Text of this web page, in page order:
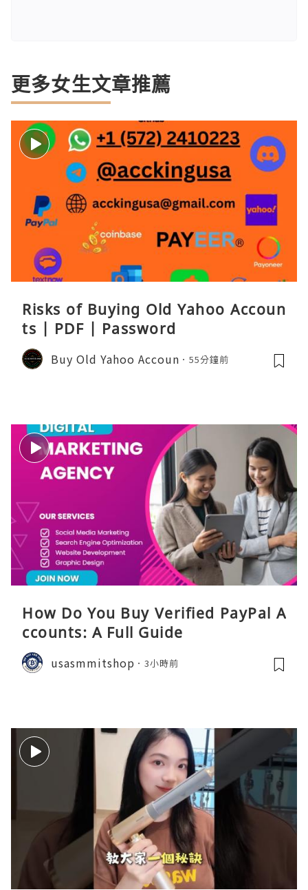
更多女生文章推薦
Risks of Buying Old Yahoo Accoun
ts | PDF | Password
Buy Old Yahoo Accoun 55分鐘前
How Do You Buy Verified PayPal A
ccounts: A Full Guide
usasmmitshop 3小時前